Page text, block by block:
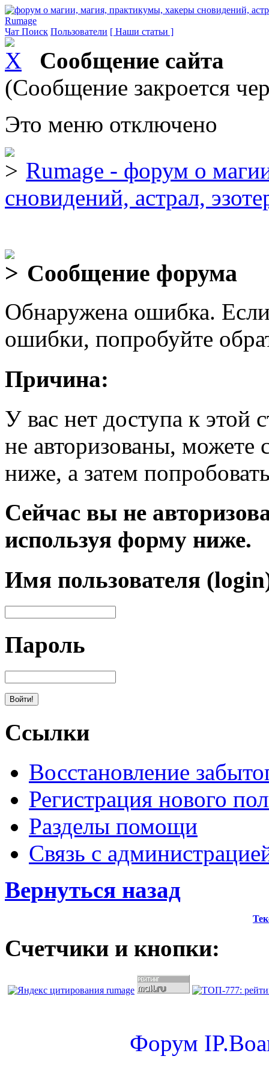
Rumage
Чат Поиск Пользователи [ Наши статьи ]
Сообщение сайта
(Сообщение закроется
Это меню отключено
Rumage - форум о
сновидений, астрал,
Сообщение форума
Обнаружена ошибка.
ошибки, попробуйте
Причина:
У вас нет доступа к
не авторизованы, можете
ниже, а затем
Сейчас вы не
используя форму ниже.
Имя пользователя
Пароль
Ссылки
Восстановление
Регистрация нового
Разделы помощи
Связь с
Вернуться назад
Счетчики и кнопки:
Форум